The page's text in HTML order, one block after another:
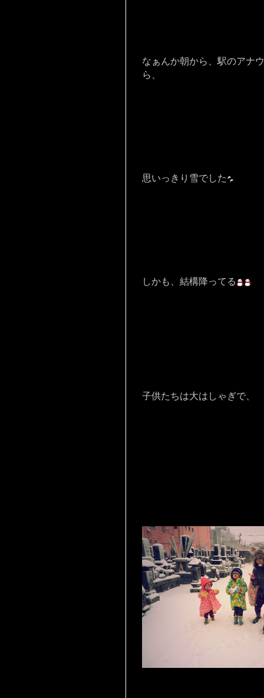
なぁんか朝から、駅のアナ
ら、
思いっきり雪でした
しかも、結構降ってる
子供たちは大はしゃぎで、